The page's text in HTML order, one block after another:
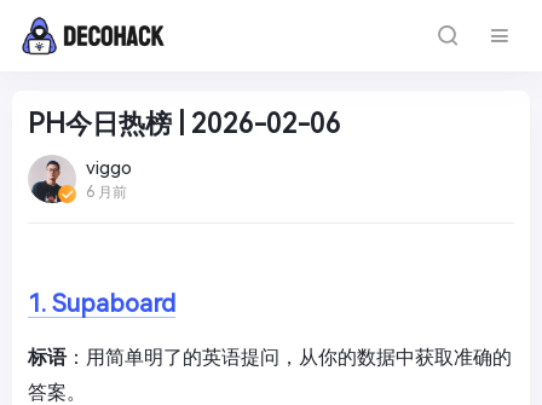
PH今日热榜 | 2026-02-06
viggo
6 月前
1. Supaboard
标语：用简单明了的英语提问，从你的数据中获取准确的
答案。